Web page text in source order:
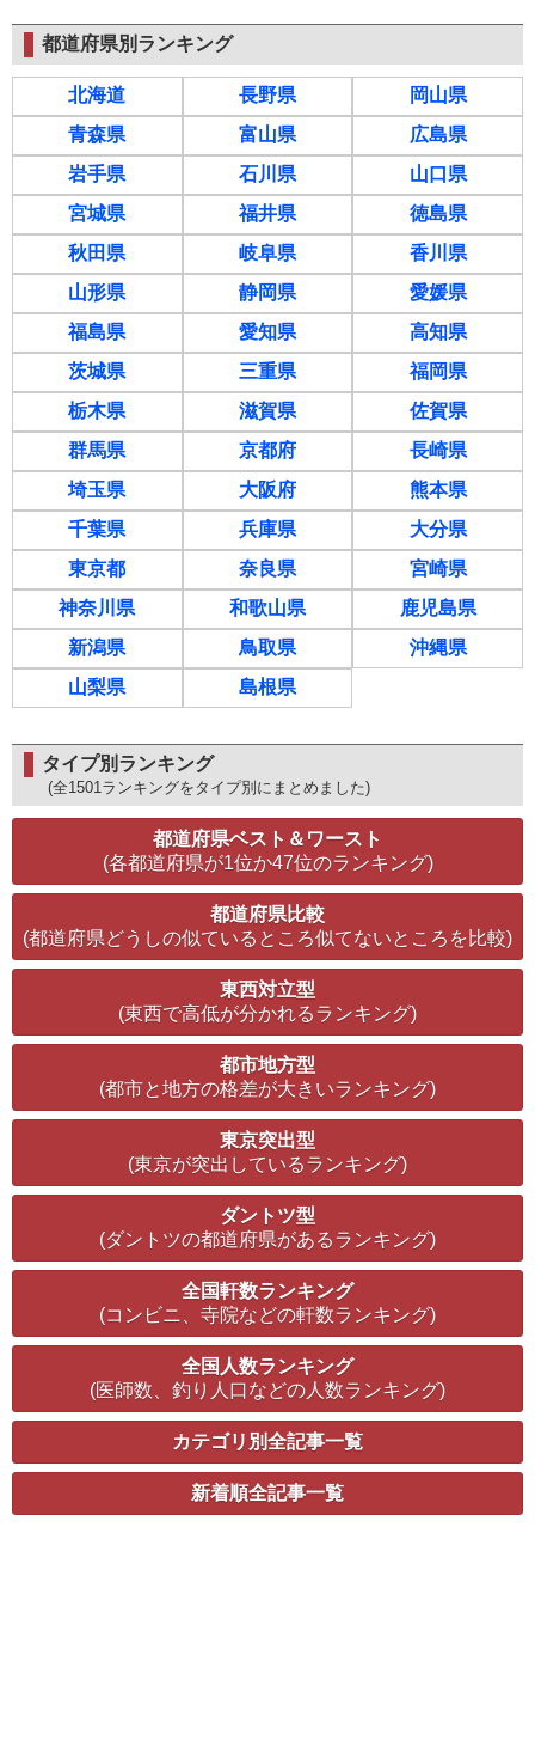
都道府県別ランキング
北海道
青森県
岩手県
宮城県
秋田県
山形県
福島県
茨城県
栃木県
群馬県
埼玉県
千葉県
東京都
神奈川県
新潟県
山梨県
長野県
富山県
石川県
福井県
岐阜県
静岡県
愛知県
三重県
滋賀県
京都府
大阪府
兵庫県
奈良県
和歌山県
鳥取県
島根県
岡山県
広島県
山口県
徳島県
香川県
愛媛県
高知県
福岡県
佐賀県
長崎県
熊本県
大分県
宮崎県
鹿児島県
沖縄県
タイプ別ランキング
(全1501ランキングをタイプ別にまとめました)
都道府県ベスト＆ワースト
(各都道府県が1位か47位のランキング)
都道府県比較
(都道府県どうしの似ているところ似てないところを比較)
東西対立型
(東西で高低が分かれるランキング)
都市地方型
(都市と地方の格差が大きいランキング)
東京突出型
(東京が突出しているランキング)
ダントツ型
(ダントツの都道府県があるランキング)
全国軒数ランキング
(コンビニ、寺院などの軒数ランキング)
全国人数ランキング
(医師数、釣り人口などの人数ランキング)
カテゴリ別全記事一覧
新着順全記事一覧